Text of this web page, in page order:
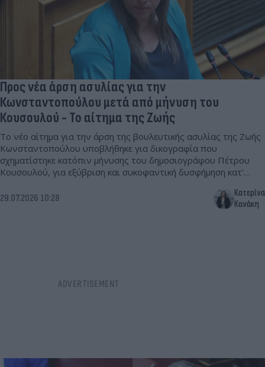
Προς νέα άρση ασυλίας για την
Κωνσταντοπούλου μετά από μήνυση του
Κουσουλού - Το αίτημα της Ζωής
Το νέο αίτημα για την άρση της βουλευτικής ασυλίας της Ζωής
Κωνσταντοπούλου υποβλήθηκε για δικογραφία που
σχηματίστηκε κατόπιν μήνυσης του δημοσιογράφου Πέτρου
Κουσουλού, για εξύβριση και συκοφαντική δυσφήμηση κατ'
29.07.2026 10:28
Κατερίνα
Κανάκη